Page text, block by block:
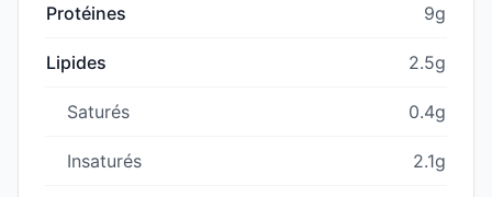
Protéines 9g
Lipides 2.5g
Saturés 0.4g
Insaturés 2.1g